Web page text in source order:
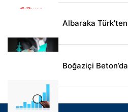
Albaraka
Boğaziçi